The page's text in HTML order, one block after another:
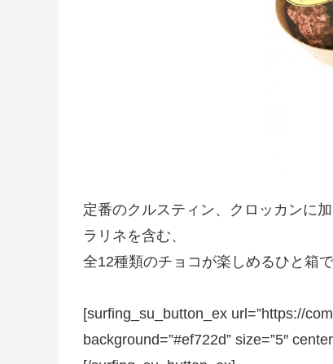
定番のクルスティン、クロッカンに
ラリネを含む、
全12種類のチョコが楽しめるひと箱で
[surfing_su_button_ex url=”https://
background=”#ef722d” size=”5″